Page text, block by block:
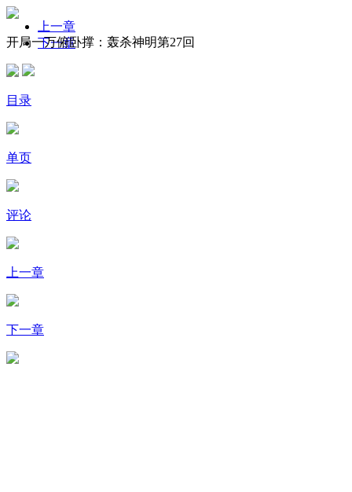
开局一万俯卧撑：轰杀神明第27回
上一章
下一章
目录
单页
评论
上一章
下一章